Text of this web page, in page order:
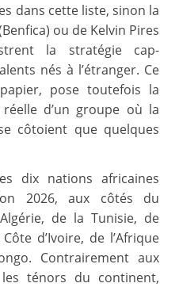
dans cette liste, sinon la
ou de Kelvin Pires
la stratégie cap-
nés à l’étranger. Ce
pose toutefois la
d’un groupe où la
côtoient que quelques
dix nations africaines
2026, aux côtés du
de la Tunisie, de
d’Ivoire, de l’Afrique
Contrairement aux
ténors du continent,